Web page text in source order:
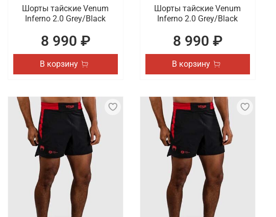
Шорты тайские Venum
Inferno 2.0 Grey/Black
8 990 ₽
В корзину
Шорты тайские Venum
Inferno 2.0 Grey/Black
8 990 ₽
В корзину